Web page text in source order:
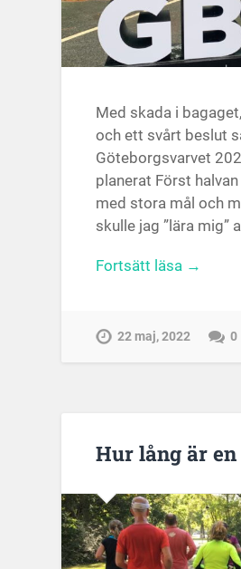
Med skada i
och ett svårt beslut
Göteborgsvarvet
planerat Först
med stora mål och
skulle jag ”lära mig”
Fortsätt läsa →
22 maj, 2022 0
Hur lång är